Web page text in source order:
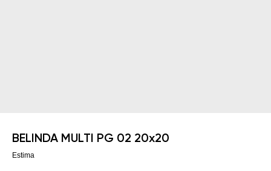
BELINDA MULTI PG 02 20x20
Estima